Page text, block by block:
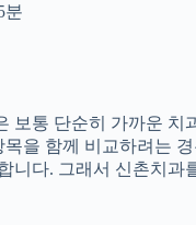
분
보통 단순히 가까운 치
을 함께 비교하려는
니다. 그래서 신촌치